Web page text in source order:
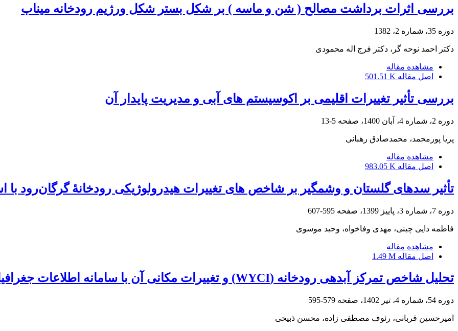
بررسی اثرات برداشت مصالح ( شن و ماسه ) بر شکل بستر شکل ورژیم رودخانه میناب
دوره 35، شماره 2، 1382
دکتر احمد نوحه گر، دکتر فرج اله محمودی
مشاهده مقاله
اصل مقاله 501.51 K
بررسی تأثیر تغییرات اقلیمی بر اکوسیستم های آبی و مدیریت پایدار آن
دوره 2، شماره 4، آبان 1400، صفحه 5-13
پریا پورمحمد، محمدصادق رهبانی
مشاهده مقاله
اصل مقاله 983.05 K
تأثیر سدهای گلستان و وشمگیر بر شاخص‏ های تغییرات هیدرولوژیکی رودخانۀ گرگان‌رود با
دوره 7، شماره 3، پاییز 1399، صفحه 595-607
فاطمه دایی چینی، مهدی وفاخواه، وحید موسوی
مشاهده مقاله
اصل مقاله 1.49 M
تحلیل شاخص تمرکز آبدهی رودخانه (WYCI) و تغییرات مکانی آن با سامانه اطلاعات جغرافیایی در استان اردبیل‎‎
دوره 54، شماره 4، تیر 1402، صفحه 579-595
امیرحسین قربانی، رئوف مصطفی زاده، محسن ذبیحی